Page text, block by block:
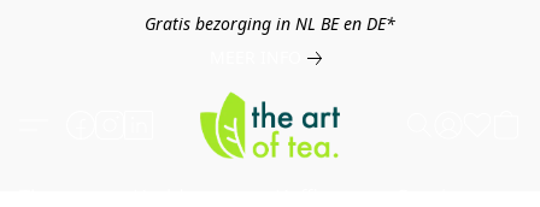
Gratis bezorging in NL BE en DE*